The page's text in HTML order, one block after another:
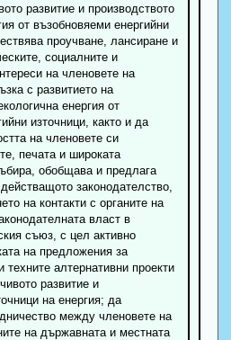
развитие и производството
от възобновяеми енергийни
проучване, лансиране и
социалните и
на членовете на
с развитието на
енергия от
източници, както и да
на членовете си
печата и широката
обобщава и предлага
законодателство,
на контакти с органите на
власт в
съюз, с цел активно
на предложения за
техните алтернативни проекти
развитие и
на енергия; да
между членовете на
на държавната и местната